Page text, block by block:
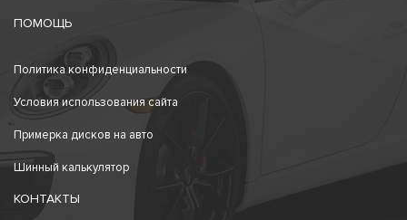
ПОМОЩЬ
Политика конфиденциальности
Условия использования сайта
Примерка дисков на авто
Шинный калькулятор
КОНТАКТЫ